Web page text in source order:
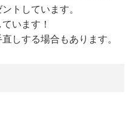
トしています。
います！
しする場合もあります。